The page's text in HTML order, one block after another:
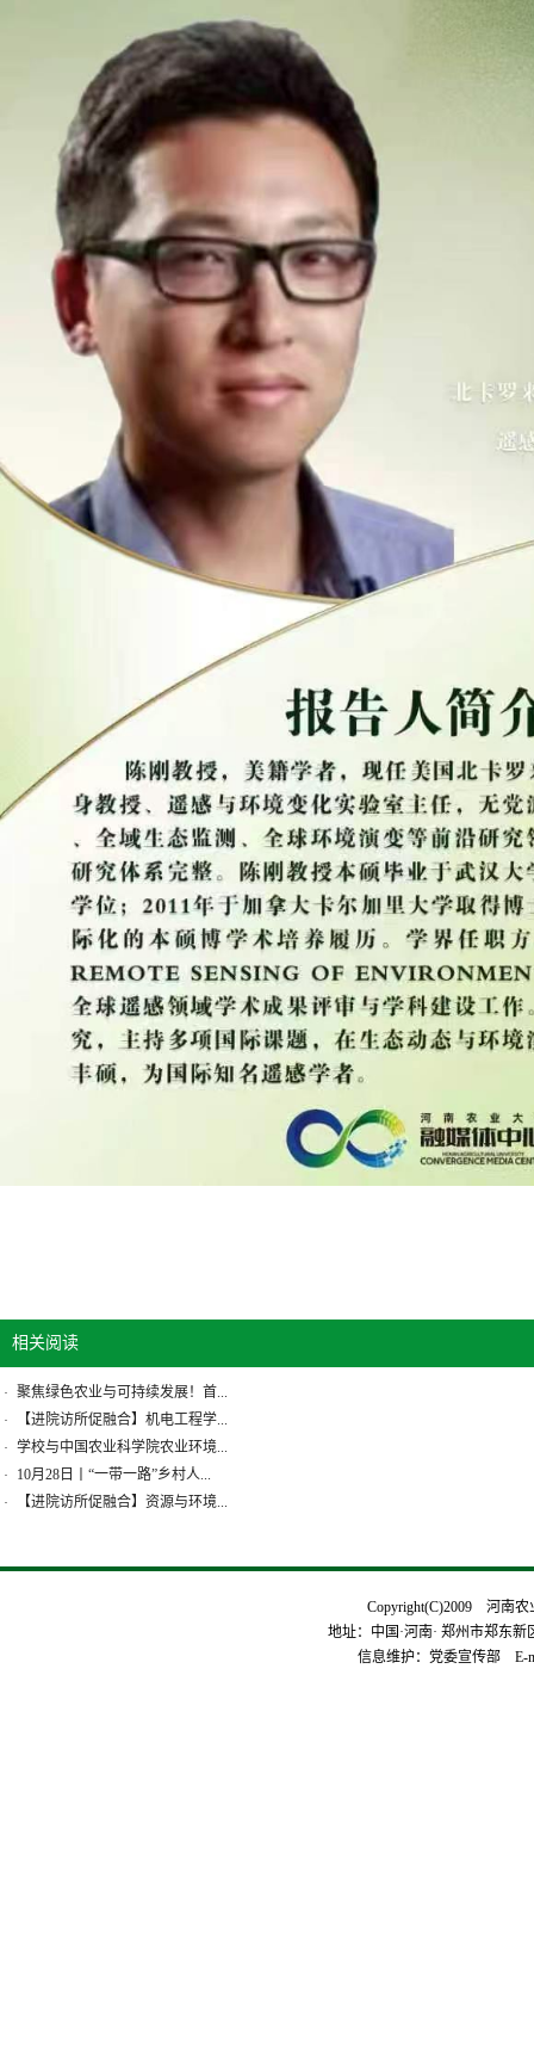
相关阅读
· 聚焦绿色农业与可持续发展！首...
·
【进院访所促融合】机电工程学...
· 学校与中国农业科学院农业环境...
·
10月28日丨“一带一路”乡村人...
·
【进院访所促融合】资源与环境...
Copyright(C)2009 河南
地址：中国·河南· 郑州市郑东
信息维护：党委宣传部 E-